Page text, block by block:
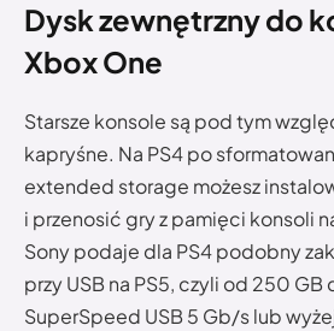
Dysk zewnętrzny do
Xbox One
Starsze konsole są pod tym
kapryśne. Na PS4 po
extended storage możesz
i przenosić gry z pamięci konsoli
Sony podaje dla PS4 podobny
przy USB na PS5, czyli od 250 GB
SuperSpeed USB 5 Gb/s lub